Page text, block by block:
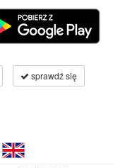
sprawdź się